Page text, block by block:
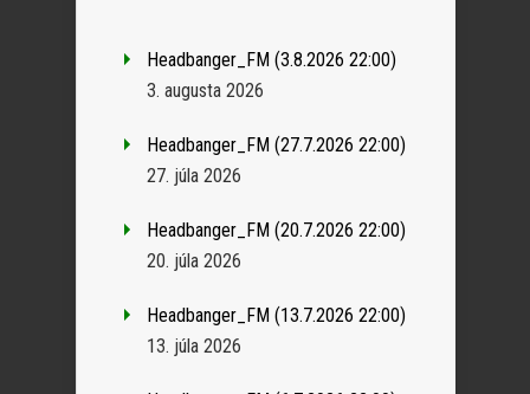
Headbanger_FM (3.8.2026 22:00)
3. augusta 2026
Headbanger_FM (27.7.2026 22:00)
27. júla 2026
Headbanger_FM (20.7.2026 22:00)
20. júla 2026
Headbanger_FM (13.7.2026 22:00)
13. júla 2026